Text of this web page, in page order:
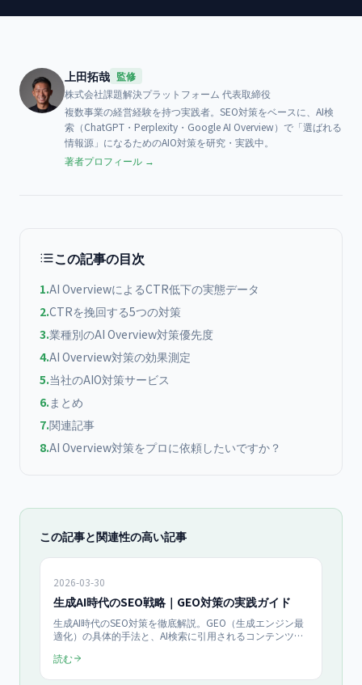
上田拓哉 監修
株式会社課題解決プラットフォーム 代表取締役
複数事業の経営経験を持つ実践者。SEO対策をベースに、AI検
索（ChatGPT・Perplexity・Google AI Overview）で「選ばれる
情報源」になるためのAIO対策を研究・実践中。
著者プロフィール →
この記事の目次
1.AI OverviewによるCTR低下の実態データ
2.CTRを挽回する5つの対策
3.業種別のAI Overview対策優先度
4.AI Overview対策の効果測定
5.当社のAIO対策サービス
6.まとめ
7.関連記事
8.AI Overview対策をプロに依頼したいですか？
この記事と関連性の高い記事
2026-03-30
生成AI時代のSEO戦略｜GEO対策の実践ガイド
生成AI時代のSEO対策を徹底解説。GEO（生成エンジン最
適化）の具体的手法と、AI検索に引用されるコンテンツ設
支援実績をもとに解説します。
読む